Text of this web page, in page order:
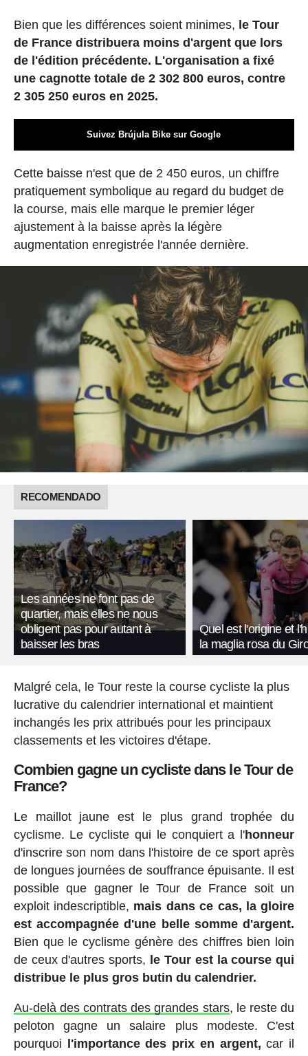
Bien que les différences soient minimes, le Tour
de France distribuera moins d'argent que lors
de l'édition précédente. L'organisation a fixé
une cagnotte totale de 2 302 800 euros, contre
2 305 250 euros en 2025.
Suivez Brújula Bike sur Google
Cette baisse n'est que de 2 450 euros, un chiffre
pratiquement symbolique au regard du budget de
la course, mais elle marque le premier léger
ajustement à la baisse après la légère
augmentation enregistrée l'année dernière.
RECOMENDADO
Les années ne font pas de
quartier, mais elles ne nous
obligent pas pour autant à
baisser les bras
Quel est l'origine et
la maglia rosa du
Malgré cela, le Tour reste la course cycliste la plus
lucrative du calendrier international et maintient
inchangés les prix attribués pour les principaux
classements et les victoires d'étape.
Combien gagne un cycliste dans le Tour de
France?
Le maillot jaune est le plus grand trophée du
cyclisme. Le cycliste qui le conquiert a l'honneur
d'inscrire son nom dans l'histoire de ce sport après
de longues journées de souffrance épuisante. Il est
possible que gagner le Tour de France soit un
exploit indescriptible, mais dans ce cas, la gloire
est accompagnée d'une belle somme d'argent.
Bien que le cyclisme génère des chiffres bien loin
de ceux d'autres sports, le Tour est la course qui
distribue le plus gros butin du calendrier.
Au-delà des contrats des grandes stars, le reste du
peloton gagne un salaire plus modeste. C'est
pourquoi l'importance des prix en argent, car il